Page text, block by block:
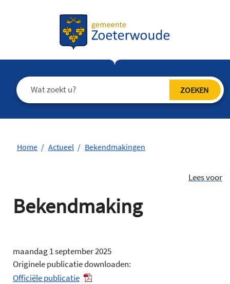
Home Actueel Bekendmakingen
Lees voor
Bekendmaking
maandag 1 september 2025
Originele publicatie downloaden:
Officiële publicatie